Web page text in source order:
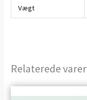
Vægt
Relaterede varer